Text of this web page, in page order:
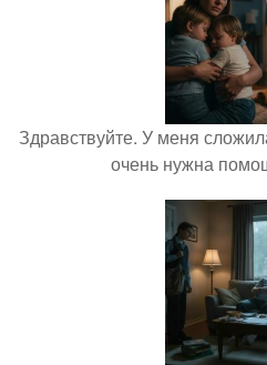
Здравствуйте. У меня
очень нужна